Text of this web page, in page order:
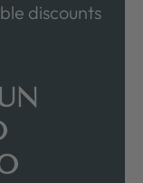
discounts